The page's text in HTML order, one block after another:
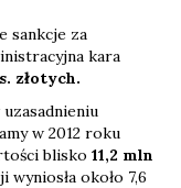
sankcje za
kara
złotych.
w 2012 roku
blisko 11,2 mln
wyniosła około 7,6